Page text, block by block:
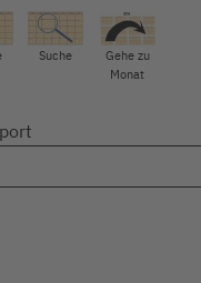
Suche
Gehe zu
Monat